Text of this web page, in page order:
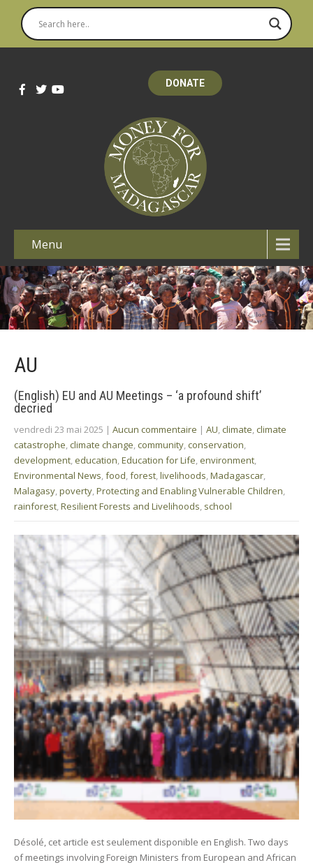
DONATE
Menu
AU
(English) EU and AU Meetings – ‘a profound shift’
decried
vendredi 23 mai 2025 | Aucun commentaire | AU climate climate
catastrophe climate change community conservation
development education Education for Life environment
Environmental News food forest livelihoods Madagascar
Malagasy poverty Protecting and Enabling Vulnerable Children
rainforest Resilient Forests and Livelihoods school
Désolé, cet article est seulement disponible en English. Two days
of meetings involving Foreign Ministers from European and African